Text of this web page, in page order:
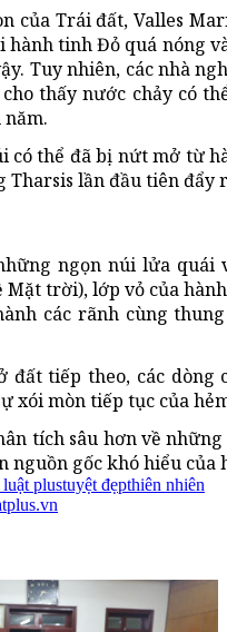
của Trái đất, Valles
tinh Đỏ quá nóng
Tuy nhiên, các nhà
thấy nước chảy có
có thể đã bị nứt mở từ
lần đầu tiên đẩy
ngọn núi lửa quái
trời), lớp vỏ của
các rãnh cùng
đất tiếp theo, các dòng
xói mòn tiếp tục của
tích sâu hơn về
nguồn gốc khó hiểu
luật plustuyệt đẹpthiên nhiên